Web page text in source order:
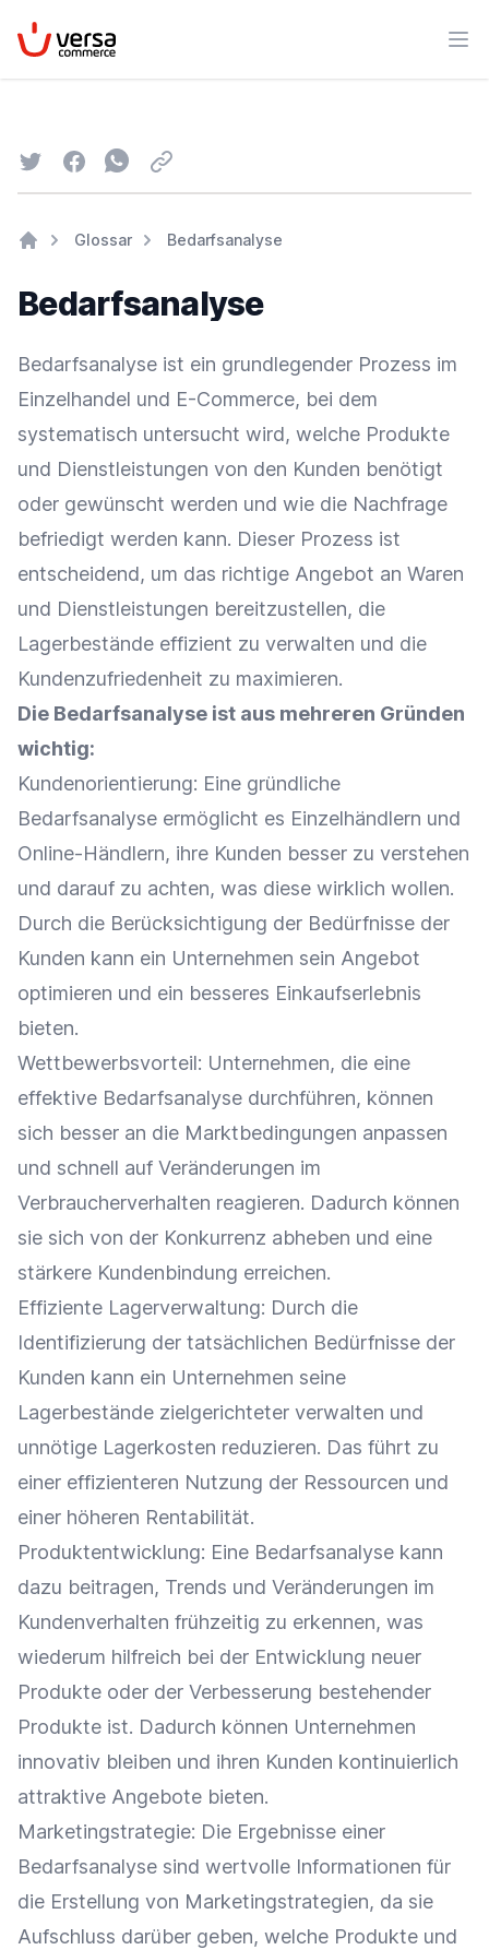
VersaCommerce
TwitterFacebookWhatsapp
Email
Glossar Bedarfsanalyse
Bedarfsanalyse
Bedarfsanalyse ist ein grundlegender Prozess im
Einzelhandel und E-Commerce, bei dem
systematisch untersucht wird, welche Produkte
und Dienstleistungen von den Kunden benötigt
oder gewünscht werden und wie die Nachfrage
befriedigt werden kann. Dieser Prozess ist
entscheidend, um das richtige Angebot an Waren
und Dienstleistungen bereitzustellen, die
Lagerbestände effizient zu verwalten und die
Kundenzufriedenheit zu maximieren.
Die Bedarfsanalyse ist aus mehreren Gründen
wichtig:
Kundenorientierung: Eine gründliche
Bedarfsanalyse ermöglicht es Einzelhändlern und
Online-Händlern, ihre Kunden besser zu verstehen
und darauf zu achten, was diese wirklich wollen.
Durch die Berücksichtigung der Bedürfnisse der
Kunden kann ein Unternehmen sein Angebot
optimieren und ein besseres Einkaufserlebnis
bieten.
Wettbewerbsvorteil: Unternehmen, die eine
effektive Bedarfsanalyse durchführen, können
sich besser an die Marktbedingungen anpassen
und schnell auf Veränderungen im
Verbraucherverhalten reagieren. Dadurch können
sie sich von der Konkurrenz abheben und eine
stärkere Kundenbindung erreichen.
Effiziente Lagerverwaltung: Durch die
Identifizierung der tatsächlichen Bedürfnisse der
Kunden kann ein Unternehmen seine
Lagerbestände zielgerichteter verwalten und
unnötige Lagerkosten reduzieren. Das führt zu
einer effizienteren Nutzung der Ressourcen und
einer höheren Rentabilität.
Produktentwicklung: Eine Bedarfsanalyse kann
dazu beitragen, Trends und Veränderungen im
Kundenverhalten frühzeitig zu erkennen, was
wiederum hilfreich bei der Entwicklung neuer
Produkte oder der Verbesserung bestehender
Produkte ist. Dadurch können Unternehmen
innovativ bleiben und ihren Kunden kontinuierlich
attraktive Angebote bieten.
Marketingstrategie: Die Ergebnisse einer
Bedarfsanalyse sind wertvolle Informationen für
die Erstellung von Marketingstrategien, da sie
Aufschluss darüber geben, welche Produkte und